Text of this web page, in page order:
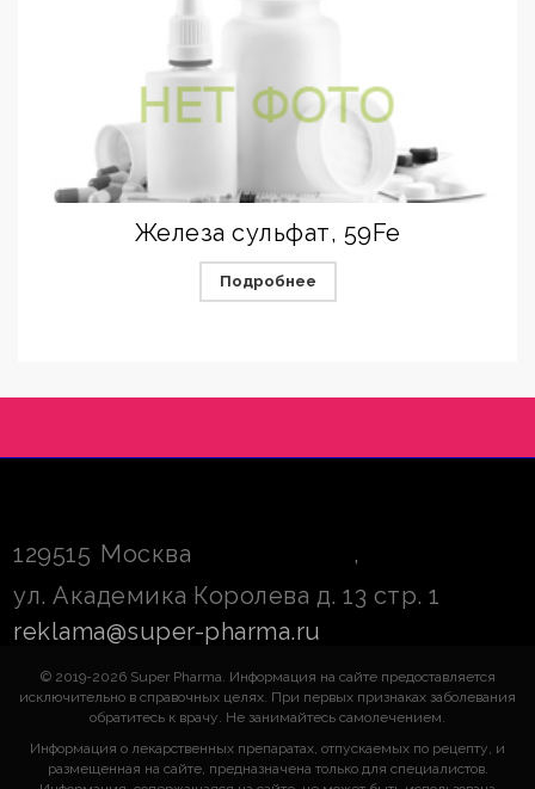
Железа сульфат, 59Fe
Подробнее
129515 Москва
,
ул. Академика Королева д. 13 стр. 1
reklama@super-pharma.ru
© 2019-2026 Super Pharma. Информация на сайте предоставляется
исключительно в справочных целях. При первых признаках заболевания
обратитесь к врачу. Не занимайтесь самолечением.
Информация о лекарственных препаратах, отпускаемых по рецепту, и
размещенная на сайте, предназначена только для специалистов.